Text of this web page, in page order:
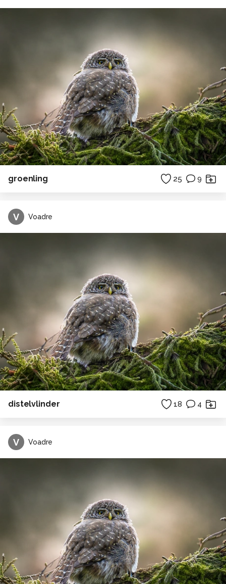
groenling 25 9
V Voadre
distelvlinder 18 4
V Voadre